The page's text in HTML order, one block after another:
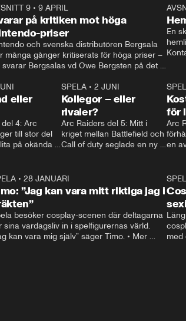
Nu
9 •9 APRIL
på kritiken mot höga
priser
och svenska distributören Bergsala
många gånger kritiserats för höga priser –
svarar Bergsalas vd Owe Bergsten på det
• Kontakt: spela@aftonbladet.se •
En
eller
4: Arc
till stor del
på okända
SPELA• 2 JUNI
Kollegor – eller
rivaler?
Arc Raiders del 5: Mitt i
kriget mellan Battlefield och
Call of duty seglade en ny
BF-bossen om
konkurrensen?
för
Arc
en
•28 JANUARI
”Jag kan vara mitt riktiga jag i
besöker cosplay-scenen där deltagarna
sina vardagsliv in i spelfigurernas värld.
kan vara mig själv” säger Timo. • Mer
med